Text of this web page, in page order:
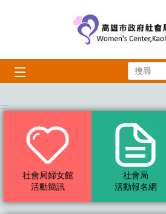
:::
社會局婦女館
活動簡訊
社會局
活動報名網